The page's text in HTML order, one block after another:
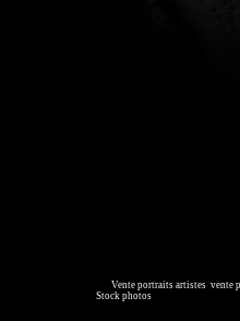
Vente portraits artistes vente
Stock photos, image collections.